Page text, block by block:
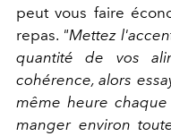
peut vous faire
repas. "Mettez
quantité de vos
cohérence, alors
même heure
manger environ